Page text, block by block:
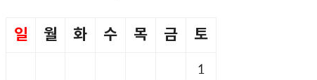
일 월 화 수 목 금 토
1